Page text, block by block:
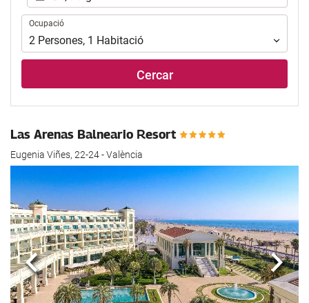
Ocupació
Ocupació
2 Persones, 1 Habitació
Cercar
Las Arenas Balneario Resort
Eugenia Viñes, 22-24 - València
Anterior